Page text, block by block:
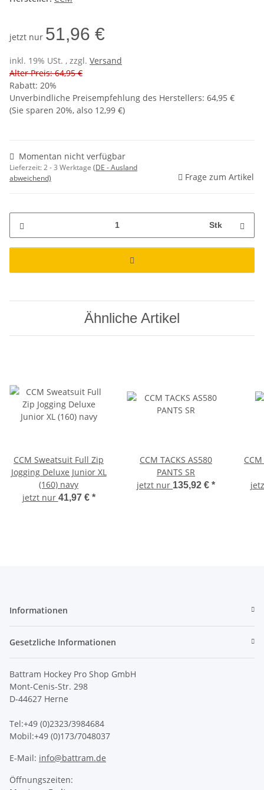
jetzt nur 51,96 €
inkl. 19% USt. , zzgl. Versand
Alter Preis: 64,95 €
Rabatt: 20%
Unverbindliche Preisempfehlung des Herstellers: 64,95 €
(Sie sparen 20%, also 12,99 €)
Momentan nicht verfügbar
Lieferzeit:2 - 3 Werktage (DE - Ausland
abweichend)
Frage zum Artikel
Stk
Ähnliche Artikel
CCM Sweatsuit Full Zip
Jogging Deluxe Junior XL
(160) navy
jetzt nur 41,97 € *
CCM TACKS AS580
PANTS SR
jetzt nur 135,92 € *
Informationen
Gesetzliche Informationen
Battram Hockey Pro Shop GmbH
Mont-Cenis-Str. 298
D-44627 Herne
Tel:+49 (0)2323/3984684
Mobil:+49 (0)173/7048037
E-Mail: info@battram.de
Öffnungszeiten: